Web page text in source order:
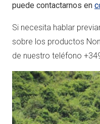
puede contactarnos en
Si necesita hablar
sobre los productos
de nuestro teléfono